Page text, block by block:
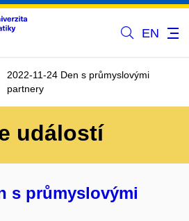
EN
2022-11-24 Den s průmyslovými
partnery
událostí
s průmyslovými